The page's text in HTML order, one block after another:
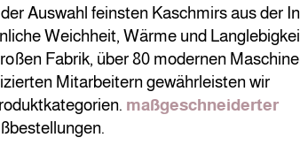
Auswahl feinsten Kaschmirs aus der
Weichheit, Wärme und
Fabrik, über 80 modernen
Mitarbeitern gewährleisten wir
maßgeschneiderter